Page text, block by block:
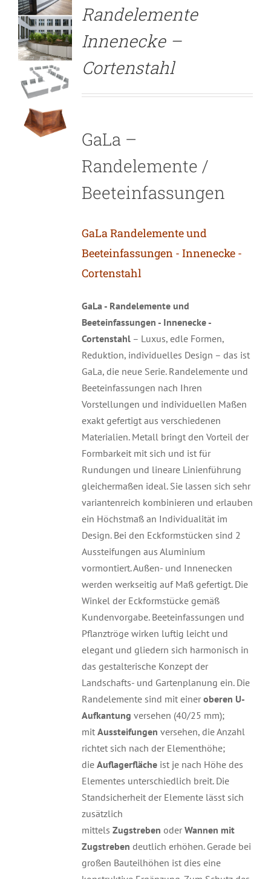
Randelemente
Innenecke –
Cortenstahl
GaLa –
Randelemente /
Beeteinfassungen
GaLa Randelemente und
Beeteinfassungen - Innenecke -
Cortenstahl
GaLa - Randelemente und
Beeteinfassungen - Innenecke -
Cortenstahl– Luxus, edle Formen,
Reduktion, individuelles Design – das ist
GaLa, die neue Serie. Randelemente und
Beeteinfassungen nach Ihren
Vorstellungen und individuellen Maßen
exakt gefertigt aus verschiedenen
Materialien. Metall bringt den Vorteil der
Formbarkeit mit sich und ist für
Rundungen und lineare Linienführung
gleichermaßen ideal. Sie lassen sich sehr
variantenreich kombinieren und erlauben
ein Höchstmaß an Individualität im
Design. Bei den Eckformstücken sind 2
Aussteifungen aus Aluminium
vormontiert. Außen- und Innenecken
werden werkseitig auf Maß gefertigt. Die
Winkel der Eckformstücke gemäß
Kundenvorgabe. Beeteinfassungen und
Pflanztröge wirken luftig leicht und
elegant und gliedern sich harmonisch in
das gestalterische Konzept der
Landschafts- und Gartenplanung ein. Die
Randelemente sind mit einer oberen U-
Aufkantung versehen (40/25 mm);
mit Aussteifungen versehen, die Anzahl
richtet sich nach der Elementhöhe;
die Auflagerflächeist je nach Höhe des
Elementes unterschiedlich breit. Die
Standsicherheit der Elemente lässt sich
zusätzlich
mittels Zugstreben oder Wannen mit
Zugstreben deutlich erhöhen. Gerade bei
großen Bauteilhöhen ist dies eine